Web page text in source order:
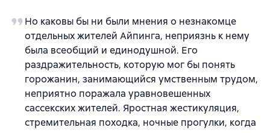
Но каковы бы ни были мнения о незнакомце
отдельных жителей Айпинга, неприязнь к нему
была всеобщий и единодушной. Его
раздражительность, которую мог бы понять
горожанин, занимающийся умственным трудом,
неприятно поражала уравновешенных
сассекских жителей. Яростная жестикуляция,
стремительная походка, ночные прогулки, когда